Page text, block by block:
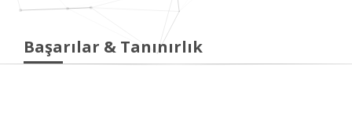
Başarılar & Tanınırlık